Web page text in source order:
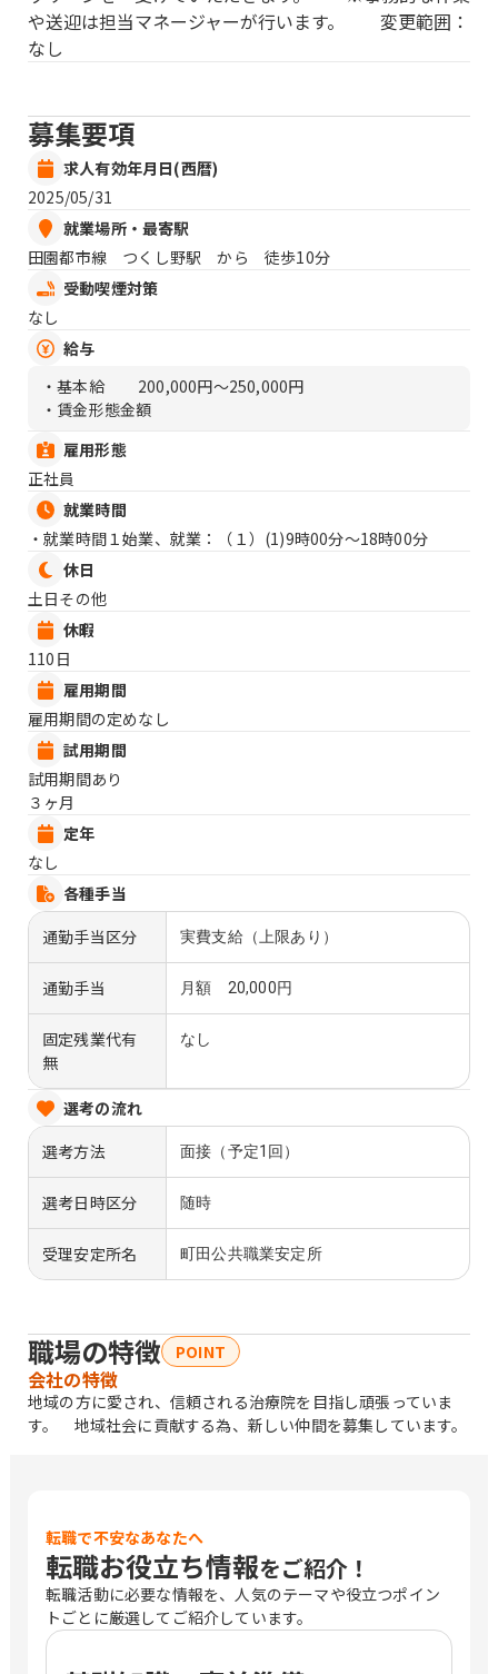
や送迎は担当マネージャーが行います。 変更範囲：
なし
募集要項
求人有効年月日(西暦)
2025/05/31
就業場所・最寄駅
田園都市線 つくし野駅 から 徒歩10分
受動喫煙対策
なし
給与
・基本給
200,000円〜250,000円
・賃金形態金額
雇用形態
正社員
就業時間
・就業時間１始業、就業：（１） (1)9時00分〜18時00分
休日
土日その他
休暇
110日
雇用期間
雇用期間の定めなし
試用期間
試用期間あり
３ヶ月
定年
なし
各種手当
通勤手当区分
実費支給（上限あり）
通勤手当 月額 20,000円
固定残業代有
無
なし
選考の流れ
選考方法
面接（予定1回）
選考日時区分 随時
受理安定所名 町田公共職業安定所
職場の特徴 POINT
会社の特徴
地域の方に愛され、信頼される治療院を目指し頑張っていま
す。 地域社会に貢献する為、新しい仲間を募集しています。
転職で不安なあなたへ
転職お役立ち情報をご紹介！
転職活動に必要な情報を、人気のテーマや役立つポイン
トごとに厳選してご紹介しています。